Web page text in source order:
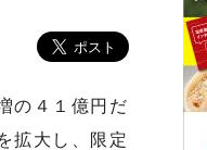
の４１億円だ
拡大し、限定